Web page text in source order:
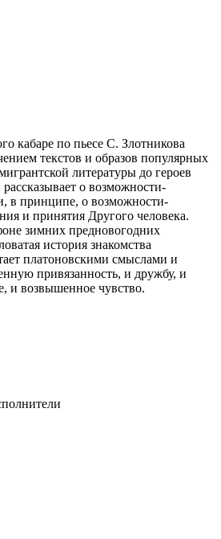
кабаре по пьесе С. Злотникова
текстов и образов популярных
литературы до героев
о возможности-
в принципе, о возможности-
и принятия Другого человека.
зимних предновогодних
история знакомства
платоновскими смыслами и
привязанность, и дружбу, и
и возвышенное чувство.